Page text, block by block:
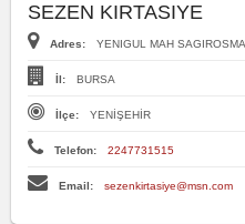
SEZEN KIRTASIYE
Adres: YENIGUL MAH
İl: BURSA
İlçe: YENİŞEHİR
Telefon: 2247731515
Email: sezenkirtasiye@msn.com